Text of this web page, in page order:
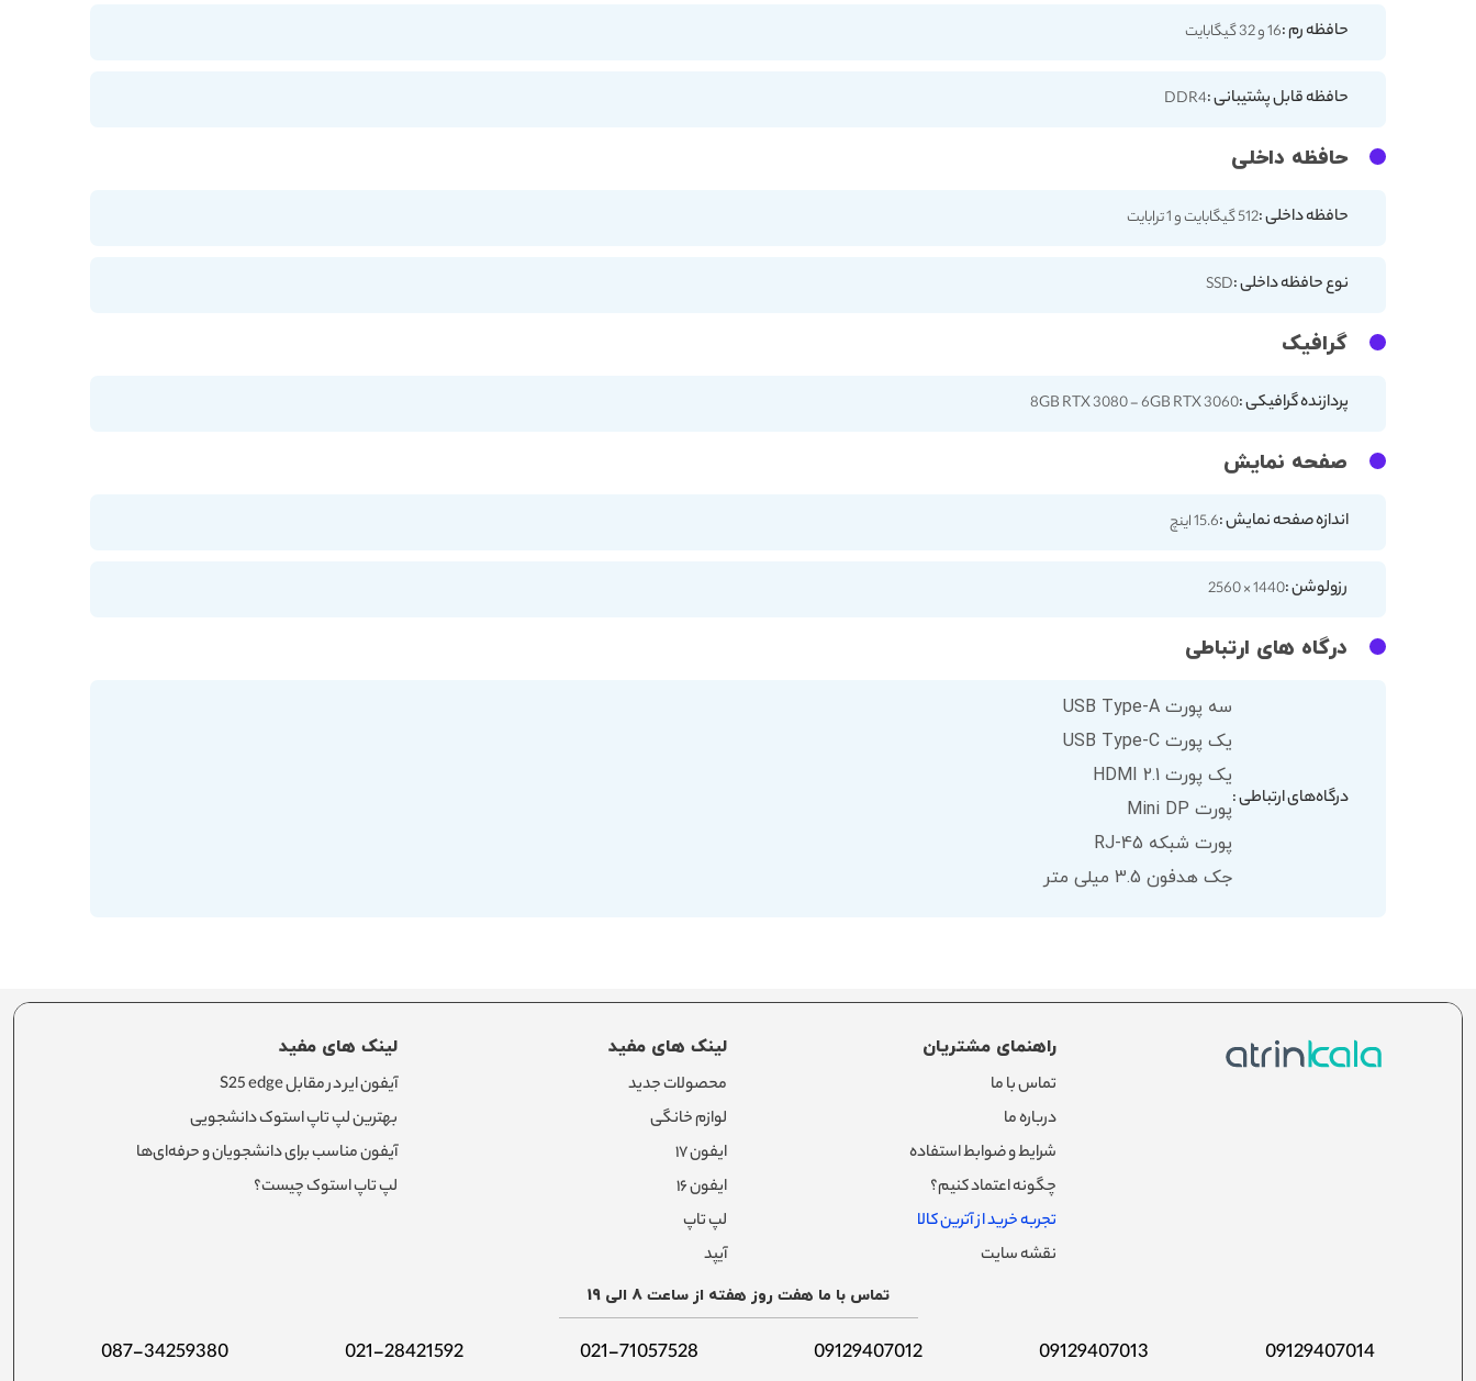
حافظه رم :16 و 32 گیگابایت
حافظه قابل پشتیبانی :DDR4
حافظه داخلی
حافظه داخلی :512 گیگابایت و 1 ترابایت
نوع حافظه داخلی :SSD
گرافیک
پردازنده گرافیکی :8GB RTX 3080 - 6GB RTX 3060
صفحه نمایش
اندازه صفحه نمایش :15.6 اینچ
رزولوشن :1440 × 2560
درگاه های ارتباطی
درگاه‌های ارتباطی :
سه پورت USB Type-A
یک پورت USB Type-C
یک پورت HDMI 2.1
پورت Mini DP
پورت شبکه RJ-45
جک هدفون 3.5 میلی متر
راهنمای مشتریان
تماس با ما
درباره ما
شرایط و ضوابط استفاده
چگونه اعتماد کنیم؟
تجربه خرید از آترین کالا
نقشه سایت
لینک های مفید
محصولات جدید
لوازم خانگی
ایفون ۱۷
ایفون ۱۶
لپ تاپ
آیپد
لینک های مفید
آیفون ایر در مقابل S25 edge
بهترین لپ تاپ استوک دانشجویی
آیفون مناسب برای دانشجویان و حرفه‌ای‌ها
لپ تاپ استوک چیست؟
تماس با ما هفت روز هفته از ساعت 8 الی 19
09129407014
09129407013
09129407012
021-71057528
021-28421592
087-34259380